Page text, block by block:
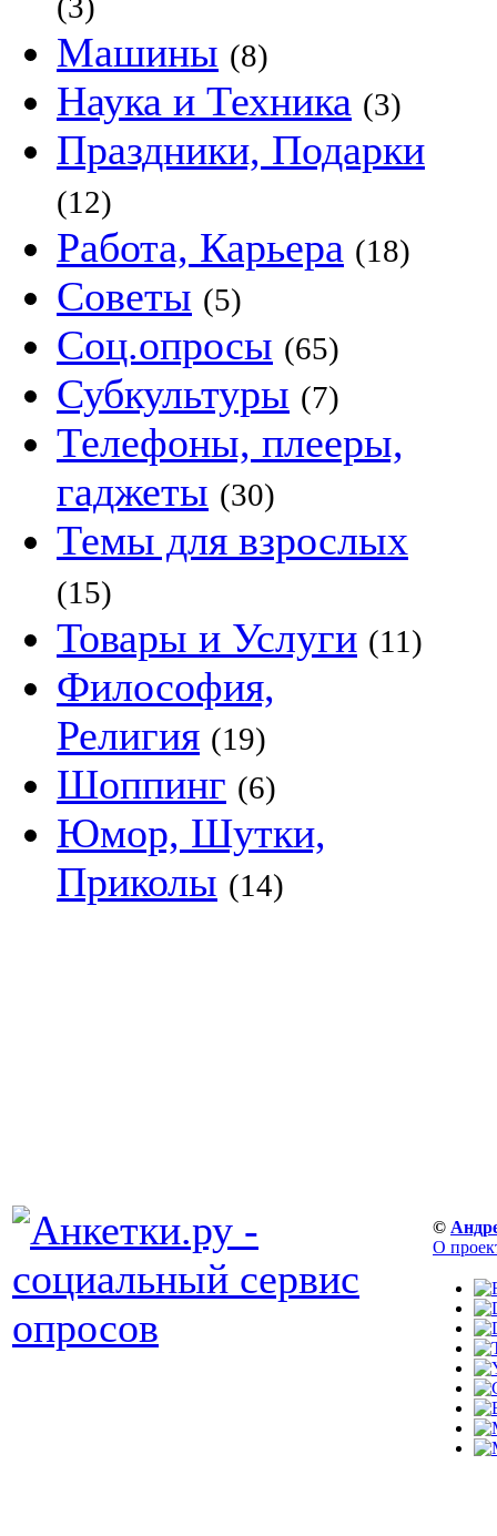
Машины (8)
Наука и Техника (3)
Праздники, Подарки
(12)
Работа, Карьера (18)
Советы (5)
Соц.опросы (65)
Субкультуры (7)
Телефоны, плееры,
гаджеты (30)
Темы для взрослых
(15)
Товары и Услуги (11)
Философия,
Религия (19)
Шоппинг (6)
Юмор, Шутки,
Приколы (14)
©
О